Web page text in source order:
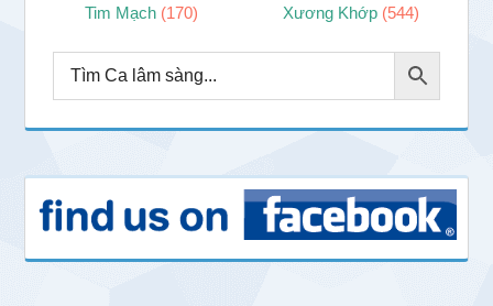
Tim Mạch (170) Xương Khớp (544)